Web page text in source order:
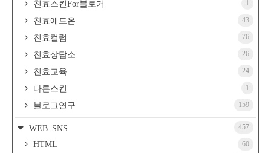
친효스킨For블로거 1
친효애드온 43
친효컬럼 76
친효상담소 26
친효교육 24
다른스킨 1
블로그연구 159
WEB_SNS 457
HTML 60